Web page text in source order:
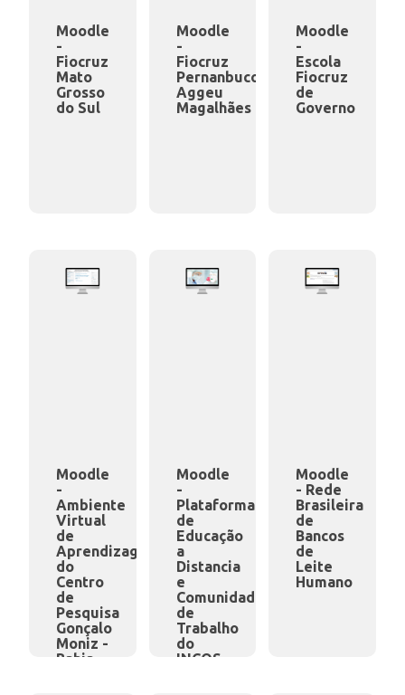
Moodle
-
Fiocruz
Mato
Grosso
do Sul
Moodle
-
Fiocruz
Pernanbuco
Aggeu
Magalhães
Moodle
-
Escola
Fiocruz
de
Governo
Moodle
-
Ambiente
Virtual
de
Aprendizagem
do
Centro
de
Pesquisa
Gonçalo
Moniz -
Bahia
Moodle
-
Plataforma
de
Educação
a
Distancia
e
Comunidades
de
Trabalho
do
INCQS
Moodle
- Rede
Brasileira
de
Bancos
de
Leite
Humano